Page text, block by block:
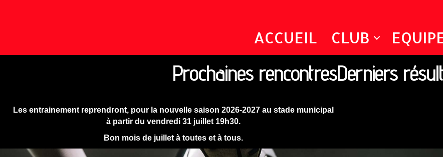
ACCUEIL CLUB
Prochaines rencontresDerniers
Les entrainement reprendront, pour la nouvelle saison 2026-2027 au stade municipal
à partir du vendredi 31 juillet 19h30.
Bon mois de juillet à toutes et à tous.